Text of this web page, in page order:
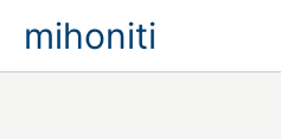
mihoniti